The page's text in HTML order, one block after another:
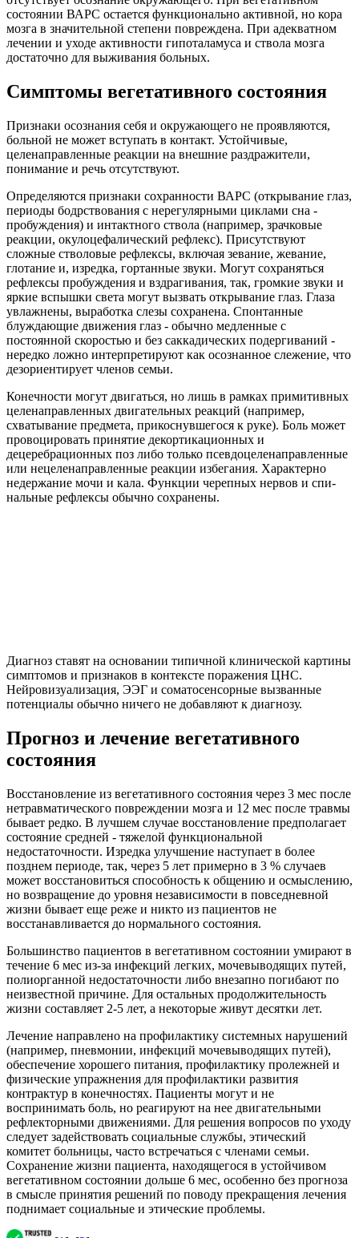
состоянии ВАРС остается функционально активной, но кора
мозга в значительной степени повреждена. При адекватном
лечении и уходе активности гипоталамуса и ствола мозга
достаточно для выживания больных.
Симптомы вегетативного состояния
Признаки осознания себя и окружающего не проявляются,
больной не может вступать в контакт. Устойчивые,
целенаправленные реакции на внешние раздражители,
понимание и речь отсутствуют.
Определяются признаки сохранности ВАРС (открывание глаз,
периоды бодрствования с нерегулярными циклами сна -
пробуждения) и интактного ствола (например, зрачковые
реакции, окулоцефалический рефлекс). Присутствуют
сложные стволовые рефлексы, включая зевание, жевание,
глотание и, изредка, гортанные звуки. Могут сохраняться
рефлексы пробуждения и вздрагивания, так, громкие звуки и
яркие вспышки света могут вызвать открывание глаз. Глаза
увлажнены, выработка слезы сохранена. Спонтанные
блуждающие движения глаз - обычно медленные с
постоянной скоростью и без саккадических подергиваний -
нередко ложно интерпретируют как осознанное слежение, что
дезориентирует членов семьи.
Конечности могут двигаться, но лишь в рамках примитивных
целенаправленных двигательных реакций (например,
схватывание предмета, прикоснувшегося к руке). Боль может
провоцировать принятие декортикационных и
децеребрационных поз либо только псевдоцеленаправленные
или нецеленаправленные реакции избегания. Характерно
недержание мочи и кала. Функции черепных нервов и спи-
нальные рефлексы обычно сохранены.
Диагноз ставят на основании типичной клинической картины
симптомов и признаков в контексте поражения ЦНС.
Нейровизуализация, ЭЭГ и соматосенсорные вызванные
потенциалы обычно ничего не добавляют к диагнозу.
Прогноз и лечение вегетативного
состояния
Восстановление из вегетативного состояния через 3 мес после
нетравматического повреждении мозга и 12 мес после травмы
бывает редко. В лучшем случае восстановление предполагает
состояние средней - тяжелой функциональной
недостаточности. Изредка улучшение наступает в более
позднем периоде, так, через 5 лет примерно в 3 % случаев
может восстановиться способность к общению и осмыслению,
но возвращение до уровня независимости в повседневной
жизни бывает еще реже и никто из пациентов не
восстанавливается до нормального состояния.
Большинство пациентов в вегетативном состоянии умирают в
течение 6 мес из-за инфекций легких, мочевыводящих путей,
полиорганной недостаточности либо внезапно погибают по
неизвестной причине. Для остальных продолжительность
жизни составляет 2-5 лет, а некоторые живут десятки лет.
Лечение направлено на профилактику системных нарушений
(например, пневмонии, инфекций мочевыводящих путей),
обеспечение хорошего питания, профилактику пролежней и
физические упражнения для профилактики развития
контрактур в конечностях. Пациенты могут и не
воспринимать боль, но реагируют на нее двигательными
рефлекторными движениями. Для решения вопросов по уходу
следует задействовать социальные службы, этический
комитет больницы, часто встречаться с членами семьи.
Сохранение жизни пациента, находящегося в устойчивом
вегетативном состоянии дольше 6 мес, особенно без прогноза
в смысле принятия решений по поводу прекращения лечения
поднимает социальные и этические проблемы.